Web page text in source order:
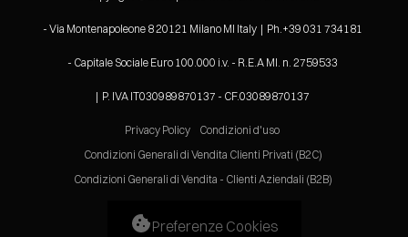
- Via Montenapoleone 8 20121 Milano MI Italy | Ph.+39 031 734181
- Capitale Sociale Euro 100.000 i.v. - R.E.A MI. n. 2759533
| P. IVA IT030989870137 - CF.03089870137
Privacy Policy
Condizioni d'uso
Condizioni Generali di Vendita Clienti Privati (B2C)
Condizioni Generali di Vendita - Clienti Aziendali (B2B)
Preferenze Cookies